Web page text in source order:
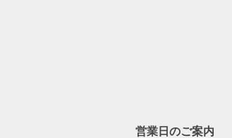
営業日のご案内